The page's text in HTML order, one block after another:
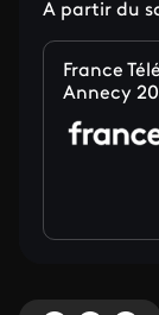
A partir du
France
Annecy